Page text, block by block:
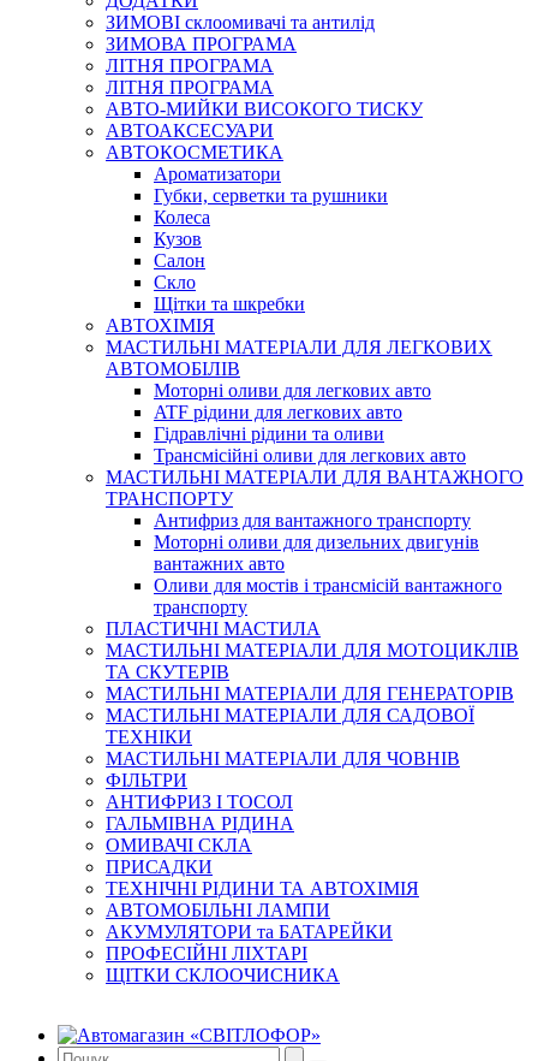
ЗИМОВІ склоомивачі та антилід
ЗИМОВА ПРОГРАМА
ЛІТНЯ ПРОГРАМА
ЛІТНЯ ПРОГРАМА
АВТО-МИЙКИ ВИСОКОГО ТИСКУ
АВТОАКСЕСУАРИ
АВТОКОСМЕТИКА
Ароматизатори
Губки, серветки та рушники
Колеса
Кузов
Салон
Скло
Щітки та шкребки
АВТОХІМІЯ
МАСТИЛЬНІ МАТЕРІАЛИ ДЛЯ ЛЕГКОВИХ
АВТОМОБІЛІВ
Моторні оливи для легкових авто
ATF рідини для легкових авто
Гідравлічні рідини та оливи
Трансмісійні оливи для легкових авто
МАСТИЛЬНІ МАТЕРІАЛИ ДЛЯ ВАНТАЖНОГО
ТРАНСПОРТУ
Антифриз для вантажного транспорту
Моторні оливи для дизельних двигунів
вантажних авто
Оливи для мостів і трансмісій вантажного
транспорту
ПЛАСТИЧНІ МАСТИЛА
МАСТИЛЬНІ МАТЕРІАЛИ ДЛЯ МОТОЦИКЛІВ
ТА СКУТЕРІВ
МАСТИЛЬНІ МАТЕРІАЛИ ДЛЯ ГЕНЕРАТОРІВ
МАСТИЛЬНІ МАТЕРІАЛИ ДЛЯ САДОВОЇ
ТЕХНІКИ
МАСТИЛЬНІ МАТЕРІАЛИ ДЛЯ ЧОВНІВ
ФІЛЬТРИ
АНТИФРИЗ І ТОСОЛ
ГАЛЬМІВНА РІДИНА
ОМИВАЧІ СКЛА
ПРИСАДКИ
ТЕХНІЧНІ РІДИНИ ТА АВТОХІМІЯ
АВТОМОБІЛЬНІ ЛАМПИ
АКУМУЛЯТОРИ та БАТАРЕЙКИ
ПРОФЕСІЙНІ ЛІХТАРІ
ЩІТКИ СКЛООЧИСНИКА